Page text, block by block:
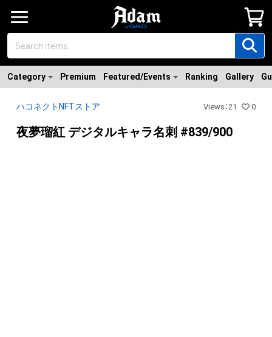
Category Premium Featured/Events Ranking Gallery
ハコネクトNFTストア Views ：21 0
夜夢瑠紅 デジタルキャラ名刺 #839/900